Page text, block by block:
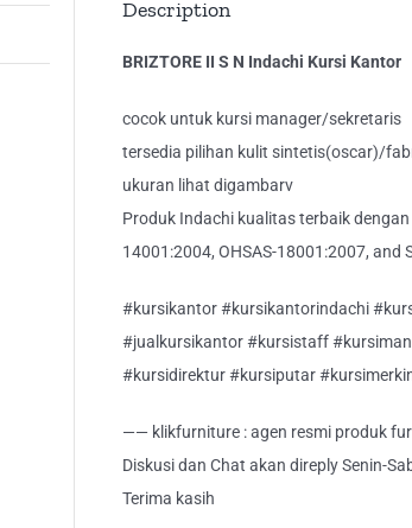
Description
BRIZTORE II S N Indachi Kursi Kantor
cocok untuk kursi manager/sekretaris
tersedia pilihan kulit sintetis(oscar)/
ukuran lihat digambarv
Produk Indachi kualitas terbaik
14001:2004, OHSAS-18001:2007, and
#kursikantor #kursikantorindachi
#jualkursikantor #kursistaff
#kursidirektur #kursiputar
—— klikfurniture : agen resmi produk
Diskusi dan Chat akan direply Senin-
Terima kasih